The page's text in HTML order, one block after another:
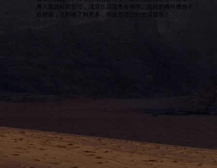
專人負責社區管理，讓居住品質更有保障。這樣的稀有機會不
容錯過，立即來了解更多，開啟您理想的生活篇章！